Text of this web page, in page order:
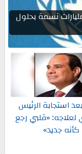
المتحدة: عدد سكان العالم يبلغ 8 مليارات نسمة بحلول
استجابة الرئيس
«قلبي رجع
كأنه جديد»